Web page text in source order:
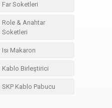
Far Soketleri
Role & Anahtar
Soketleri
Isı Makaron
Kablo Birleştirici
SKP Kablo Pabucu